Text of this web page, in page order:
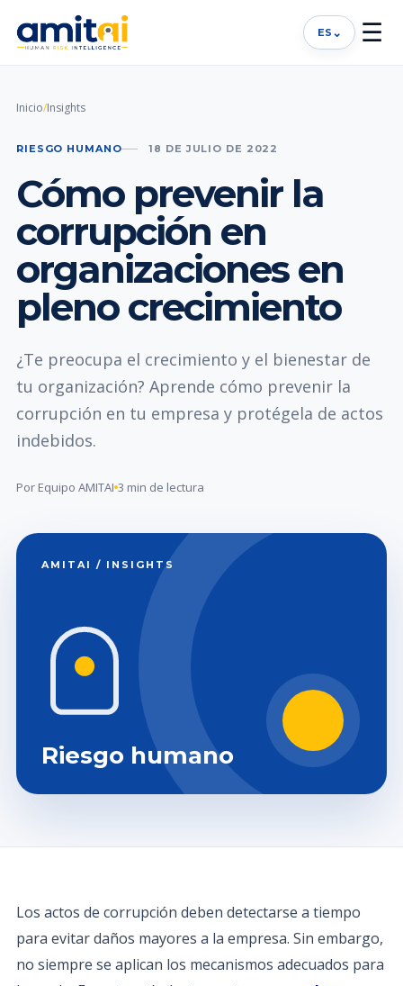
ES ⌄ ☰
Inicio/Insights
RIESGO HUMANO 18 DE JULIO DE 2022
Cómo prevenir la
corrupción en
organizaciones en
pleno crecimiento
¿Te preocupa el crecimiento y el bienestar de
tu organización? Aprende cómo prevenir la
corrupción en tu empresa y protégela de actos
indebidos.
Por Equipo AMITAI 3 min de lectura
AMITAI / INSIGHTS
Riesgo humano
Los actos de corrupción deben detectarse a tiempo
para evitar daños mayores a la empresa. Sin embargo,
no siempre se aplican los mecanismos adecuados para